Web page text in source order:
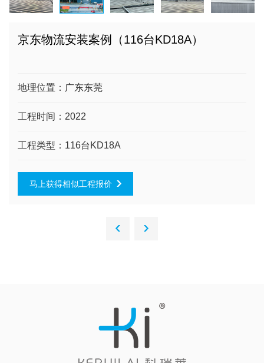
京东物流安装案例（116台KD18A）
地理位置： 广东东莞
工程时间： 2022
工程类型： 116台KD18A
马上获得相似工程报价